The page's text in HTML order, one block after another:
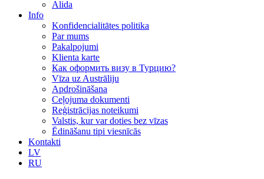
Alida
Info
Konfidencialitātes politika
Par mums
Рakalpojumi
Klienta karte
Как оформить визу в Турцию?
Vīza uz Austrāliju
Apdrošināšana
Ceļojuma dokumenti
Reģistrācijas noteikumi
Valstis, kur var doties bez vīzas
Ēdināšanu tipi viesnīcās
Kontakti
LV
RU